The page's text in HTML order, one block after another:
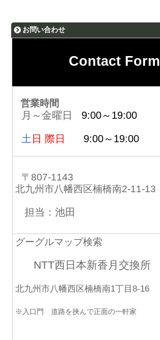
お問い合わせ
Contact Form
営業時間
月～金曜日 9:00～19:00
土 日 際日 9:00～19:00
〒807-1143
北九州市八幡西区楠橋南2-11-13
担当：池田
グーグルマップ検索
NTT西日本新香月交換所
北九州市八幡西区楠橋南1丁目8-16
※入口門 道路を挟んで正面の一軒家